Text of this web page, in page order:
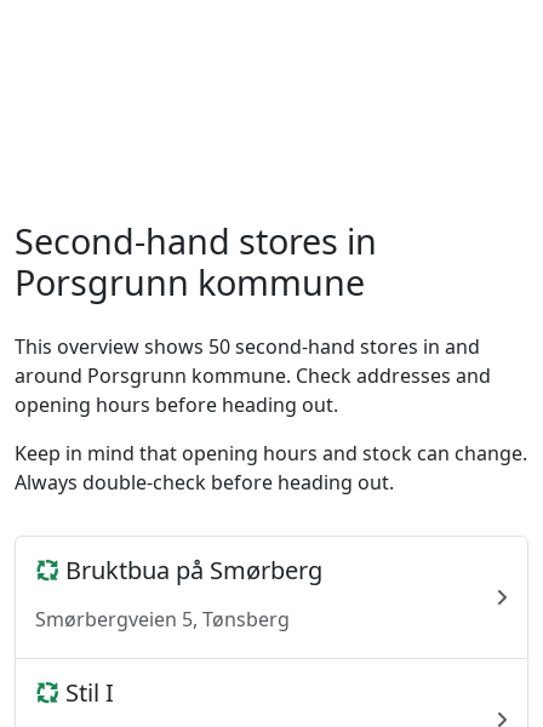
Second-hand stores in
Porsgrunn kommune
This overview shows 50 second-hand stores in and
around Porsgrunn kommune. Check addresses and
opening hours before heading out.
Keep in mind that opening hours and stock can change.
Always double-check before heading out.
Bruktbua på Smørberg
Smørbergveien 5, Tønsberg
Stil I